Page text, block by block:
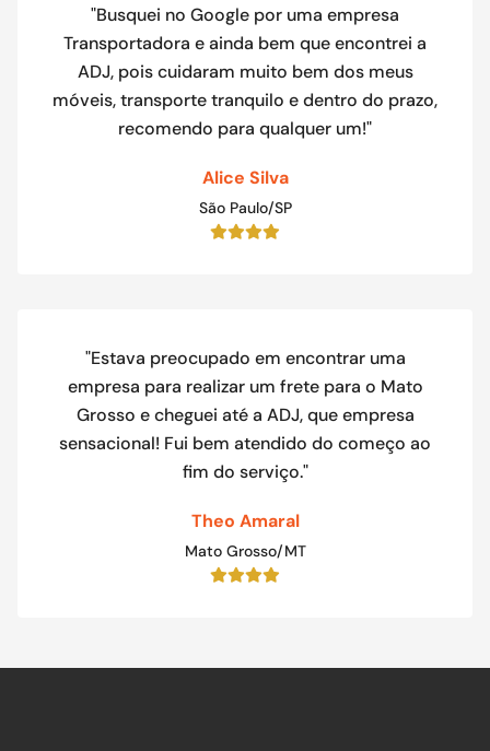
"Busquei no Google por uma empresa
Transportadora e ainda bem que encontrei a
ADJ, pois cuidaram muito bem dos meus
móveis, transporte tranquilo e dentro do prazo,
recomendo para qualquer um!"
Alice Silva
São Paulo/SP
"Estava preocupado em encontrar uma
empresa para realizar um frete para o Mato
Grosso e cheguei até a ADJ, que empresa
sensacional! Fui bem atendido do começo ao
fim do serviço."
Theo Amaral
Mato Grosso/MT